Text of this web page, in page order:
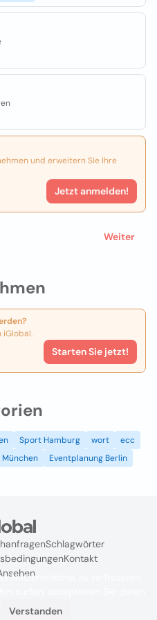
iGlobal.
Starten Sie jetzt!
und erweitern Sie Ihre
Jetzt anmelden!
Weiter
Sport Hamburg wort
ecc
Eventplanung Berlin
Schlagwörter
Kontakt
@ 2024
Nutzererlebnis zu verbessern
Verstanden